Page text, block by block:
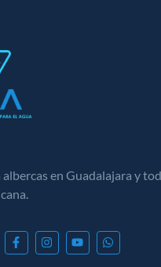
en Guadalajara y